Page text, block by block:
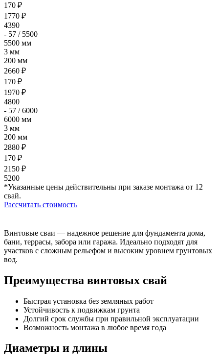
170 ₽
1770 ₽
4390
- 57 / 5500
5500 мм
3 мм
200 мм
2660 ₽
170 ₽
1970 ₽
4800
- 57 / 6000
6000 мм
3 мм
200 мм
2880 ₽
170 ₽
2150 ₽
5200
*Указанные цены действительны при заказе монтажа от 12
свай.
Рассчитать стоимость
Винтовые сваи — надежное решение для фундамента дома,
бани, террасы, забора или гаража. Идеально подходят для
участков с сложным рельефом и высоким уровнем грунтовых
вод.
Преимущества винтовых свай
Быстрая установка без земляных работ
Устойчивость к подвижкам грунта
Долгий срок службы при правильной эксплуатации
Возможность монтажа в любое время года
Диаметры и длины